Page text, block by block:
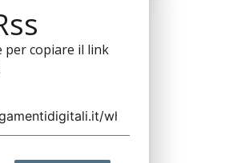
per copiare il link